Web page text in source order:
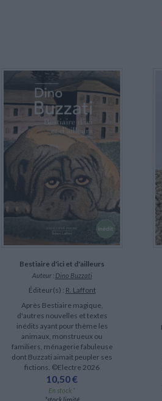
Bestiaire d'ici et d'ailleurs
Auteur : Dino Buzzati
Éditeur(s) : R. Laffont
Après Bestiaire magique,
d'autres nouvelles et textes
inédits ayant pour thème les
animaux, monstrueux ou
familiers, ménagerie fabuleuse
dont Buzzati aimait peupler ses
fictions. ©Electre 2026
10,50 €
En stock *
*stock limité